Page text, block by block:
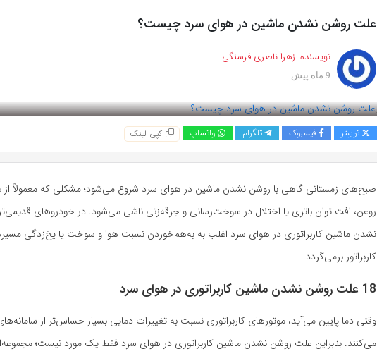
علت روشن نشدن ماشین در هوای سرد چیست؟
نویسنده: زهرا ناصری فرسنگی
9 ماه پیش
توییتر فیسبوک تلگرام واتساپ کپی لینک
صبح‌های زمستانی گاهی با روشن نشدن ماشین در هوای سرد شروع می‌شود؛ مشکلی که معمولاً
روغن، افت توان باتری یا اختلال در سوخت‌رسانی و جرقه‌زنی ناشی می‌شود. در خودروهای
نشدن ماشین کاربراتوری در هوای سرد اغلب به به‌هم‌خوردن نسبت هوا و سوخت یا یخ‌زدگی
کاربراتور برمی‌گردد.
18 علت روشن نشدن ماشین کاربراتوری در هوای سرد
وقتی دما پایین می‌آید، موتورهای کاربراتوری نسبت به تغییرات دمایی بسیار حساس‌تر از
می‌کنند. بنابراین علت روشن نشدن ماشین کاربراتوری در هوای سرد فقط یک مورد نیست؛